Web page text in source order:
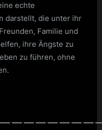
echte
darstellt, die unter ihr
Familie und
ihre Ängste zu
zu führen, ohne